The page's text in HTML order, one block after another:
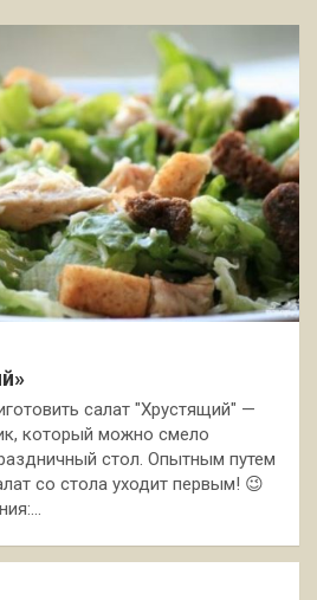
салат "Хрустящий" —
который можно смело
стол. Опытным путем
со стола уходит первым! 😉